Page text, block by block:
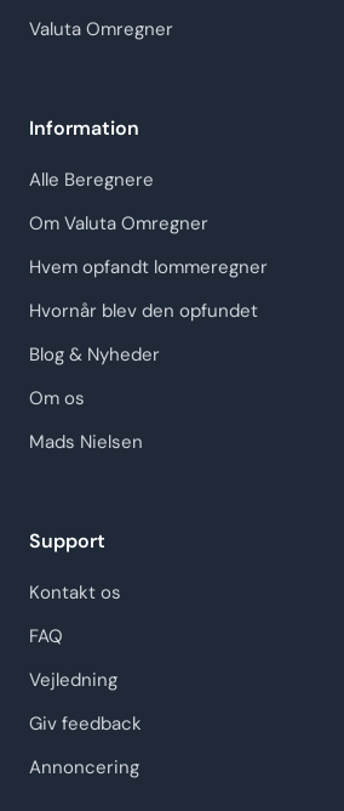
Valuta Omregner
Information
Alle Beregnere
Om Valuta Omregner
Hvem opfandt lommeregner
Hvornår blev den opfundet
Blog & Nyheder
Om os
Mads Nielsen
Support
Kontakt os
FAQ
Vejledning
Giv feedback
Annoncering